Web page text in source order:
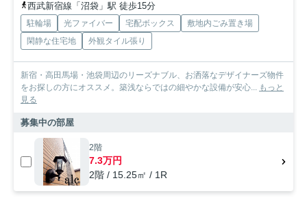
西武新宿線「沼袋」駅 徒歩15分
駐輪場 光ファイバー 宅配ボックス
敷地内ごみ置き場
閑静な住宅地
外観タイル張り
新宿・高田馬場・池袋周辺のリーズナブル、お洒落なデザイナーズ物件
をお探しの方にオススメ。築浅ならではの細やかな設備が安心... もっと
見る
募集中の部屋
2階
7.3万円
2階 / 15.25㎡ / 1R